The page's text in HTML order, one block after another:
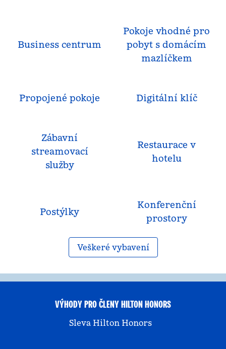
Business centrum
Pokoje vhodné pro
pobyt s domácím
mazlíčkem
Propojené pokoje Digitální klíč
Zábavní
streamovací
služby
Restaurace v
hotelu
Postýlky
Konferenční
prostory
Veškeré vybavení
VÝHODY PRO ČLENY HILTON HONORS
Sleva Hilton Honors